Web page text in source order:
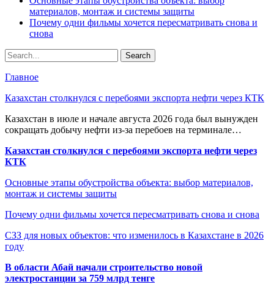
материалов, монтаж и системы защиты
Почему одни фильмы хочется пересматривать снова и
снова
Главное
Казахстан столкнулся с перебоями экспорта нефти через КТК
Казахстан в июле и начале августа 2026 года был вынужден
сокращать добычу нефти из-за перебоев на терминале…
Казахстан столкнулся с перебоями экспорта нефти через
КТК
Основные этапы обустройства объекта: выбор материалов,
монтаж и системы защиты
Почему одни фильмы хочется пересматривать снова и снова
СЗЗ для новых объектов: что изменилось в Казахстане в 2026
году
В области Абай начали строительство новой
электростанции за 759 млрд тенге